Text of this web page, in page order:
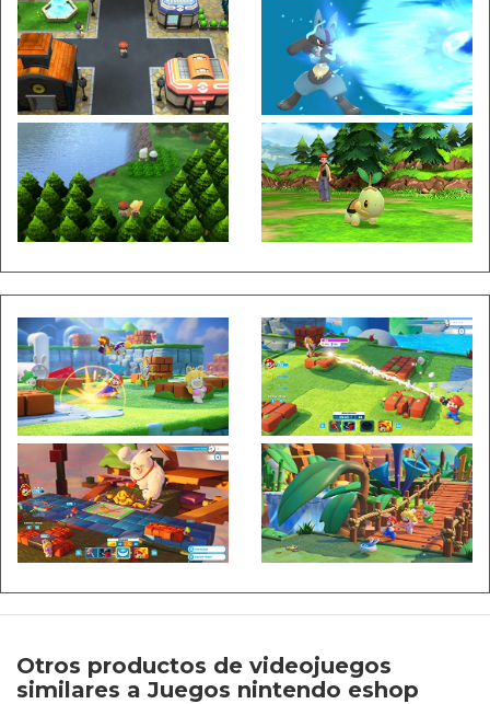
Otros productos de videojuegos
similares a Juegos nintendo eshop